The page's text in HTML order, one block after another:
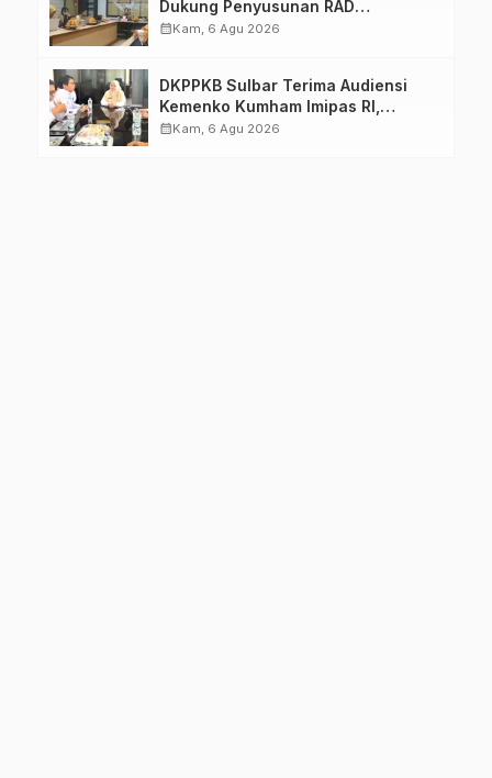
Dukung Penyusunan RAD
TPB/SDGs Sulawesi Barat
calendar_monthKam, 6 Agu 2026
DKPPKB Sulbar Terima Audiensi
Kemenko Kumham Imipas RI,
Perkuat Pelayanan Kesehatan bagi
calendar_monthKam, 6 Agu 2026